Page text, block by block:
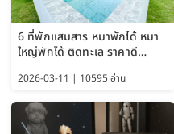
6 ที่พักแสมสาร หมาพักได้ หมา
ใหญ่พักได้ ติดทะเล ราคาดี
2026-03-11 | 10595 อ่าน